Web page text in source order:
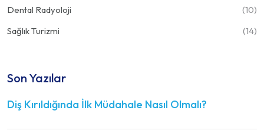
Dental Radyoloji
(10)
Sağlık Turizmi
(14)
Son Yazılar
Diş Kırıldığında İlk Müdahale Nasıl Olmalı?